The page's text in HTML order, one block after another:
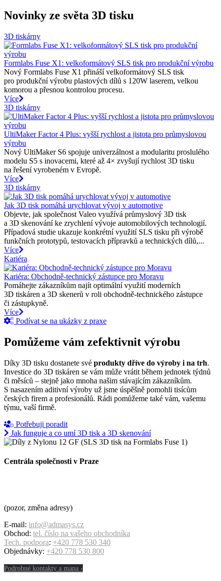
Novinky ze světa 3D tisku
3D tiskárny
Formlabs Fuse X1: velkoformátový SLS tisk pro produkční výrobu
Nový Formlabs Fuse X1 přináší velkoformátový SLS tisk
pro produkční výrobu plastových dílů s 120W laserem, velkou
komorou a přesnou kontrolou procesu.
Více
3D tiskárny
UltiMaker Factor 4 Plus: vyšší rychlost a jistota pro průmyslovou
výrobu
Nový UltiMaker S6 spojuje univerzálnost a modularitu proslulého
modelu S5 s inovacemi, které až 4× zvyšují rychlost 3D tisku
na řešení vyrobeném v Evropě.
Více
3D tiskárny
Jak 3D tisk pomáhá urychlovat vývoj v automotive
Objevte, jak společnost Valeo využívá průmyslový 3D tisk
a 3D skenování ke zrychlení vývoje automobilových technologií.
Případová studie ukazuje konkrétní využití SLS tisku při výrobě
funkčních prototypů, testovacích přípravků a technických dílů,...
Více
Kariéra
Kariéra: Obchodně-technický zástupce pro Moravu
Pomáhejte zákazníkům najít optimální využití moderních
3D tiskáren a 3D skenerů v roli obchodně-technického zástupce
či zástupkyně.
Více
Podívat se na ukázky z praxe
Pomůžeme vám zefektivnit výrobu
Díky 3D tisku dostanete své produkty dříve do výroby i na trh.
Investice do 3D tiskáren se vám může vrátit během jednotek týdnů
či měsíců – stejně jako mnoha našim stávajícím zákazníkům.
S nasazením aditivní výroby už jsme úspěšně pomohli tisícům
českých firem a profesionálů. Rádi pomůžeme také vám, vašemu
týmu, vaší firmě.
Potřebuji poradit
Jak funguje a co umí 3D tisk a 3D skenování
Centrála společnosti v Praze
(pozor, změna adresy)
E-mail: info@admasys.cz
Obchod: tel. číslo na vašeho obchodníka
Tech. podpora: +420 778 530 340
Objednávky: +420 778 530 800
Podrobné kontakty a mapa ›